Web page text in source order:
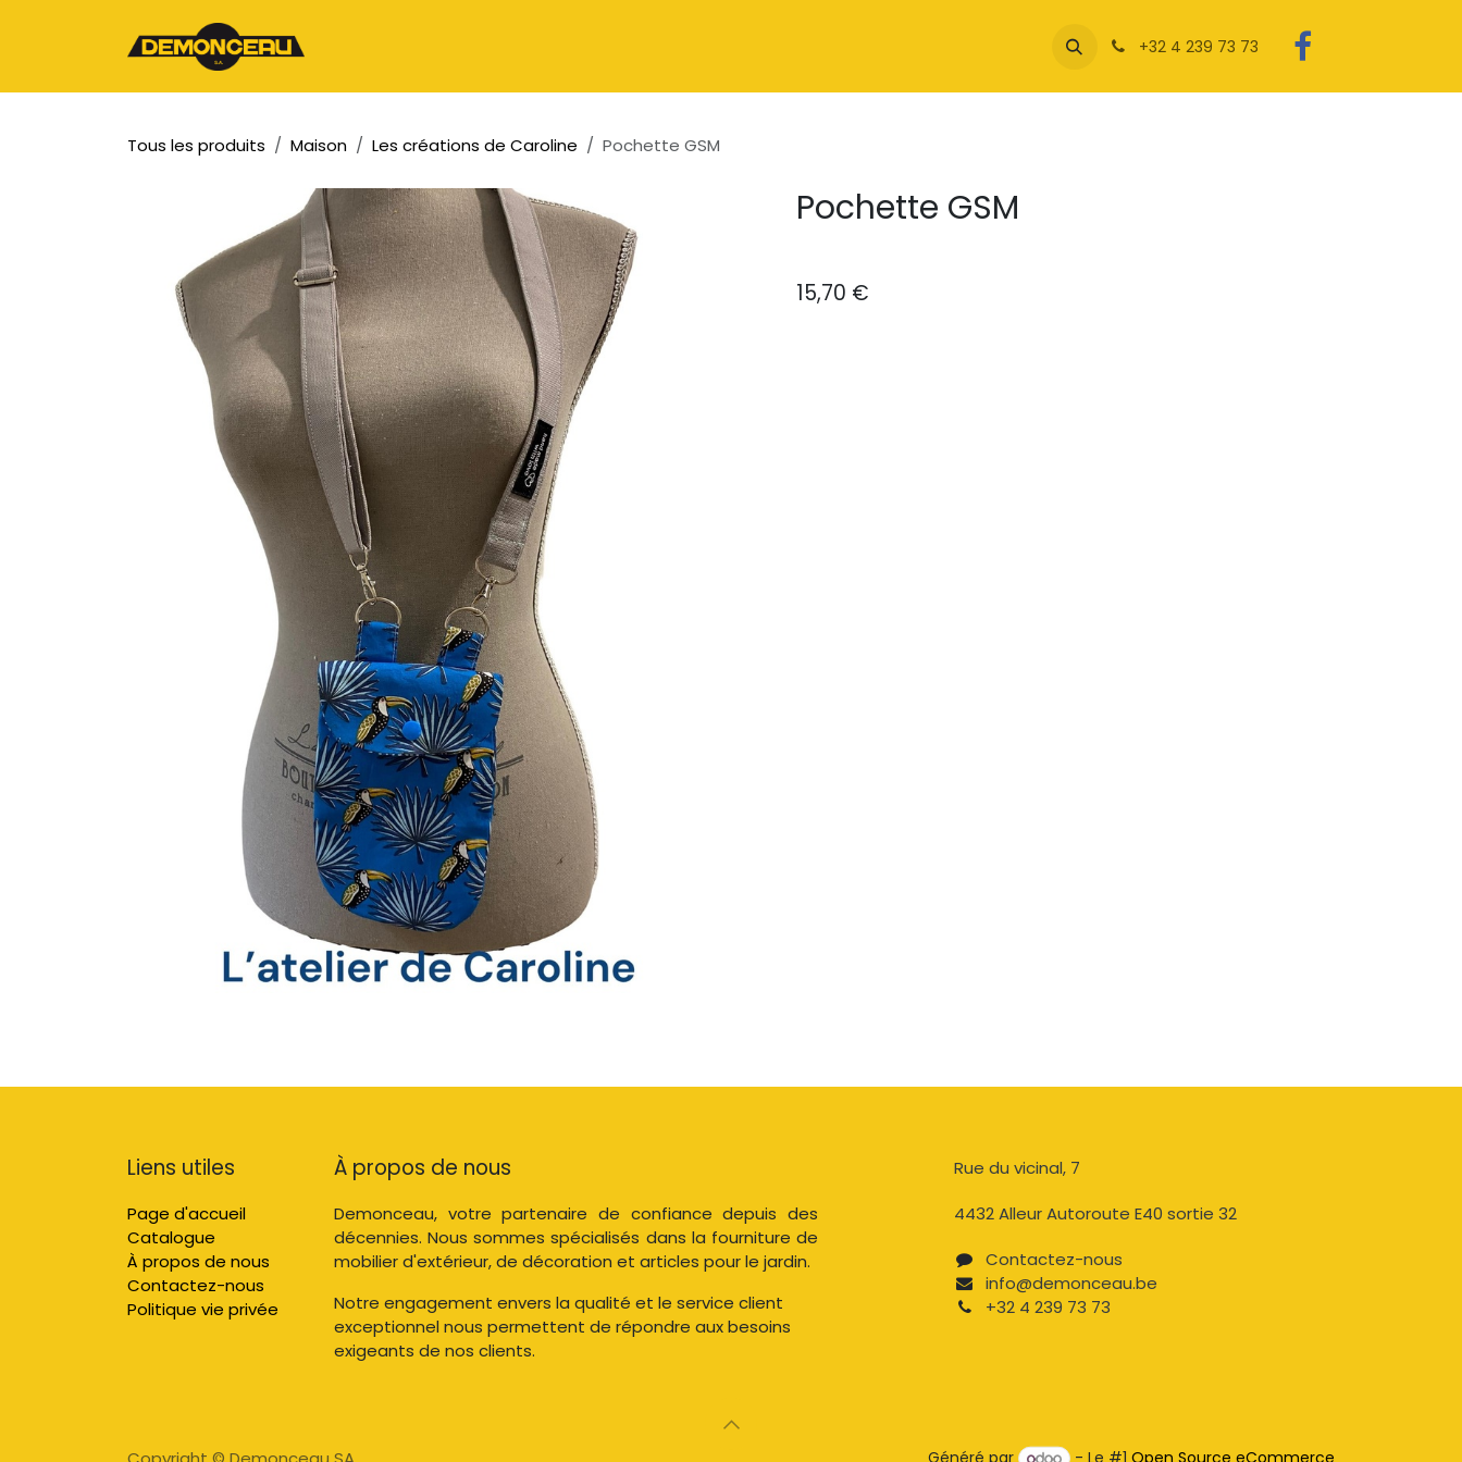
+32 4 239 73 73
Tous les produits Maison Les créations de Caroline Pochette GSM
Pochette GSM
15,70 €
Liens utiles
Page d'accueil
Catalogue
À propos de nous
Contactez-nous
Politique vie privée
À propos de nous
Demonceau, votre partenaire de confiance depuis des
décennies. Nous sommes spécialisés dans la fourniture de
mobilier d'extérieur, de décoration et articles pour le jardin.
Notre engagement envers la qualité et le service client
exceptionnel nous permettent de répondre aux besoins
exigeants de nos clients.
Rue du vicinal, 7​
4432 Alleur Autoroute E40 sortie 32
Contactez-nous​
info@demonceau.be
+32 4 239 73 73​​